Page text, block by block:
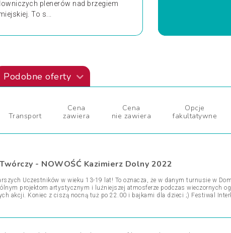
plenerów nad brzegiem
To s...
Podobne oferty
Transport
Cena
zawiera
Cena
nie zawiera
Opcje
fakultatywne
- NOWOŚĆ Kazimierz Dolny 2022
Uczestników w wieku 13-19 lat! To oznacza, że w danym turnusie w
projektom artystycznym i luźniejszej atmosferze podczas wieczornych
akcji. Koniec z ciszą nocną tuż po 22.00 i bajkami dla dzieci ;) Festiwal